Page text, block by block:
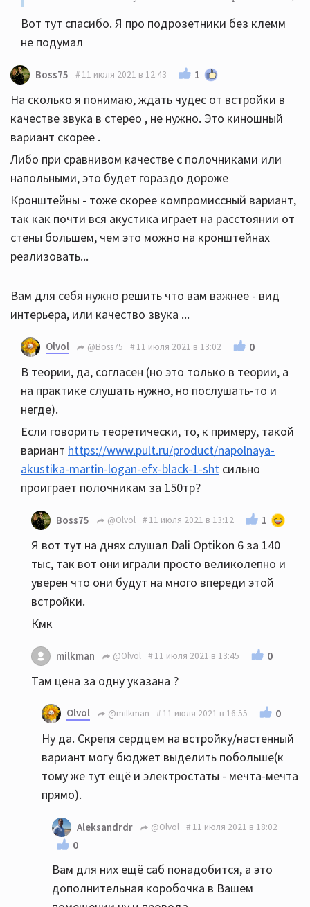
Вот тут спасибо. Я про подрозетники без клемм
не подумал
Boss75 11 июля 2021 в 12:43 1
На сколько я понимаю, ждать чудес от встройки в
качестве звука в стерео , не нужно. Это киношный
вариант скорее .
Либо при сравнивом качестве с полочниками или
напольными, это будет гораздо дороже
Кронштейны - тоже скорее компромиссный вариант,
так как почти вся акустика играет на расстоянии от
стены большем, чем это можно на кронштейнах
реализовать...
Вам для себя нужно решить что вам важнее - вид
интерьера, или качество звука ...
Olvol @Boss75 11 июля 2021 в 13:02 0
В теории, да, согласен (но это только в теории, а
на практике слушать нужно, но послушать-то и
негде).
Если говорить теоретически, то, к примеру, такой
вариант https://www.pult.ru/product/napolnaya-
akustika-martin-logan-efx-black-1-sht сильно
проиграет полочникам за 150тр?
Boss75 @Olvol 11 июля 2021 в 13:12 1
Я вот тут на днях слушал Dali Optikon 6 за 140
тыс, так вот они играли просто великолепно и
уверен что они будут на много впереди этой
встройки.
Кмк
milkman @Olvol 11 июля 2021 в 13:45 0
Там цена за одну указана ?
Olvol @milkman 11 июля 2021 в 16:55 0
Ну да. Скрепя сердцем на встройку/настенный
вариант могу бюджет выделить побольше(к
тому же тут ещё и электростаты - мечта-мечта
прямо).
Aleksandrdr @Olvol 11 июля 2021 в 18:02
0
Вам для них ещё саб понадобится, а это
дополнительная коробочка в Вашем